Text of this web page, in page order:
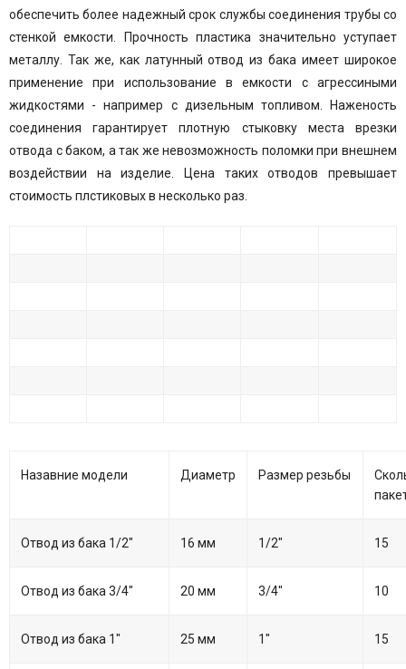
обеспечить более надежный срок службы соединения трубы со
стенкой емкости. Прочность пластика значительно уступает
металлу. Так же, как латунный отвод из бака имеет широкое
применение при использование в емкости с агрессиными
жидкостями - например с дизельным топливом. Наженость
соединения гарантирует плотную стыковку места врезки
отвода с баком, а так же невозможность поломки при внешнем
воздействии на изделие. Цена таких отводов превышает
стоимость плстиковых в несколько раз.
Назавние модели Диаметр Размер резьбы
Отвод из бака 1/2" 16 мм 1/2" 15
Отвод из бака 3/4" 20 мм 3/4" 10
Отвод из бака 1" 25 мм 1" 15